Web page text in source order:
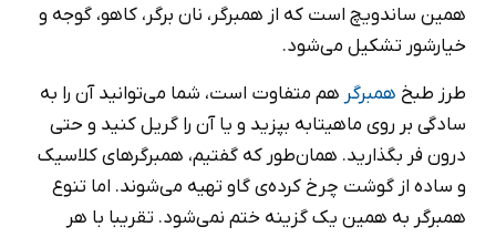
همین ساندویچ است که از همبرگر، نان برگر، کاهو، گوجه و
خیارشور تشکیل می‌شود.
طرز طبخ همبرگر هم متفاوت است، شما می‌توانید آن را به
سادگی بر روی ماهیتابه بپزید و یا آن را گریل کنید و حتی
درون فر بگذارید. همان‌طور که گفتیم، همبرگرهای کلاسیک
و ساده از گوشت چرخ کرده‌ی گاو تهیه می‌شوند. اما تنوع
همبرگر به همین یک گزینه ختم نمی‌شود. تقریبا با هر